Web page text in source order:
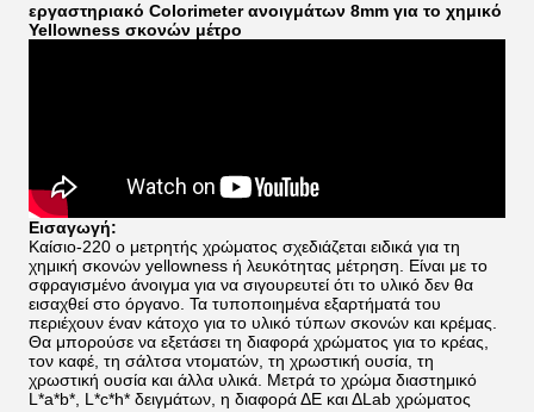
εργαστηριακό Colorimeter ανοιγμάτων 8mm για το χημικό
Yellowness σκονών μέτρο
Εισαγωγή:
Καίσιο-220 ο μετρητής χρώματος σχεδιάζεται ειδικά για τη
χημική σκονών yellowness ή λευκότητας μέτρηση. Είναι με το
σφραγισμένο άνοιγμα για να σιγουρευτεί ότι το υλικό δεν θα
εισαχθεί στο όργανο. Τα τυποποιημένα εξαρτήματά του
περιέχουν έναν κάτοχο για το υλικό τύπων σκονών και κρέμας.
Θα μπορούσε να εξετάσει τη διαφορά χρώματος για το κρέας,
τον καφέ, τη σάλτσα ντοματών, τη χρωστική ουσία, τη
χρωστική ουσία και άλλα υλικά. Μετρά το χρώμα διαστημικό
L*a*b*, L*c*h* δειγμάτων, η διαφορά ΔE και ΔLab χρώματος